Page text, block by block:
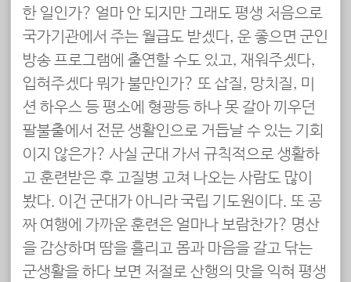
한 일인가? 얼마 안 되지만 그래도 평생 처음으로
국가기관에서 주는 월급도 받겠다, 운 좋으면 군인
방송 프로그램에 출연할 수도 있고, 재워주겠다,
입혀주겠다 뭐가 불만인가? 또 삽질, 망치질, 미
션 하우스 등 평소에 형광등 하나 못 갈아 끼우던
팔불출에서 전문 생활인으로 거듭날 수 있는 기회
이지 않은가? 사실 군대 가서 규칙적으로 생활하
고 훈련받은 후 고질병 고쳐 나오는 사람도 많이
봤다. 이건 군대가 아니라 국립 기도원이다. 또 공
짜 여행에 가까운 훈련은 얼마나 보람찬가? 명산
을 감상하며 땀을 흘리고 몸과 마음을 갈고 닦는
군생활을 하다 보면 저절로 산행의 맛을 익혀 평생